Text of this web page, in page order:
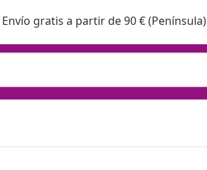
Envío gratis a partir de 90 € (Península)